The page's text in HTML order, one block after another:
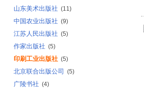
山东美术出版社 (11)
中国农业出版社 (9)
江苏人民出版社 (5)
作家出版社 (5)
印刷工业出版社 (5)
北京联合出版公司 (5)
广陵书社 (4)